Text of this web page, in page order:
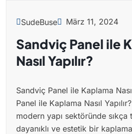
SudeBuse März 11, 2024
Sandviç Panel ile
Nasıl Yapılır?
Sandviç Panel ile Kaplama
Panel ile Kaplama Nasıl
modern yapı sektöründe
dayanıklı ve estetik bir